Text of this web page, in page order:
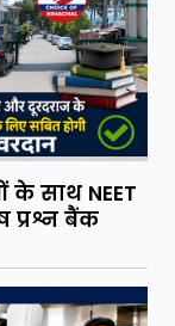
के साथ NEET
प्रश्न बैंक